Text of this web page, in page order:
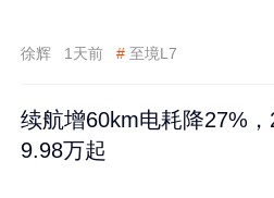
徐辉 1天前 # 至境L7
续航增60km电耗降27%
9.98万起